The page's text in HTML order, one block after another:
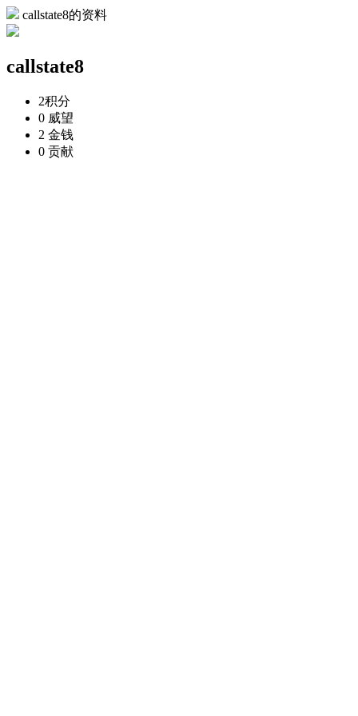
callstate8的资料
callstate8
2积分
0 威望
2 金钱
0 贡献